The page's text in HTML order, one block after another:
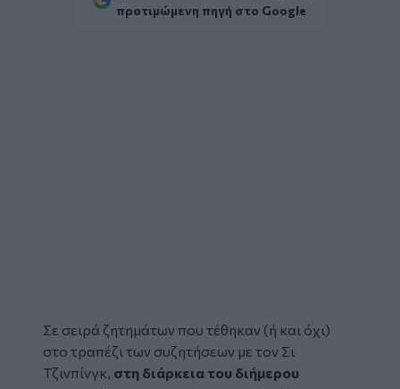
προτιμώμενη πηγή στο Google
Σε σειρά ζητημάτων που τέθηκαν (ή και όχι)
στο τραπέζι των συζητήσεων με τον Σι
Τζινπίνγκ, στη διάρκεια του διήμερου